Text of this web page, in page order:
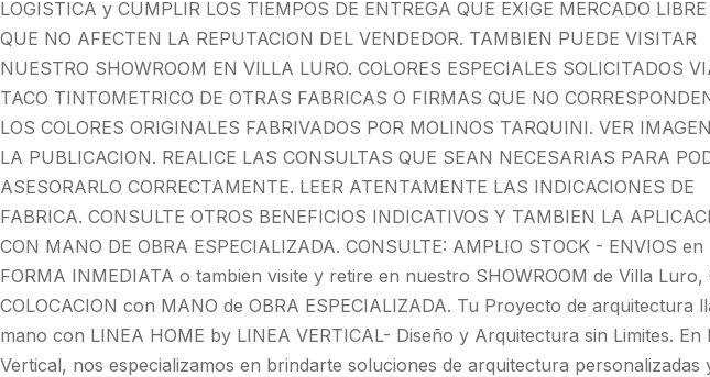
LOGISTICA y CUMPLIR LOS TIEMPOS DE ENTREGA QUE EXIGE MERCADO
QUE NO AFECTEN LA REPUTACION DEL VENDEDOR. TAMBIEN PUEDE VISITAR
NUESTRO SHOWROOM EN VILLA LURO. COLORES ESPECIALES SOLICITADOS
TACO TINTOMETRICO DE OTRAS FABRICAS O FIRMAS QUE NO
LOS COLORES ORIGINALES FABRIVADOS POR MOLINOS TARQUINI. VER
LA PUBLICACION. REALICE LAS CONSULTAS QUE SEAN NECESARIAS PARA
ASESORARLO CORRECTAMENTE. LEER ATENTAMENTE LAS INDICACIONES DE
FABRICA. CONSULTE OTROS BENEFICIOS INDICATIVOS Y TAMBIEN LA
CON MANO DE OBRA ESPECIALIZADA. CONSULTE: AMPLIO STOCK - ENVIOS en
FORMA INMEDIATA o tambien visite y retire en nuestro SHOWROOM de Villa Luro,
COLOCACION con MANO de OBRA ESPECIALIZADA. Tu Proyecto de arquitectura
mano con LINEA HOME by LINEA VERTICAL- Diseño y Arquitectura sin Limites. En
Vertical, nos especializamos en brindarte soluciones de arquitectura personalizadas